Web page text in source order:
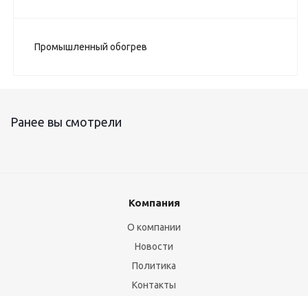
Промышленный обогрев
Ранее вы смотрели
Компания
О компании
Новости
Политика
Контакты